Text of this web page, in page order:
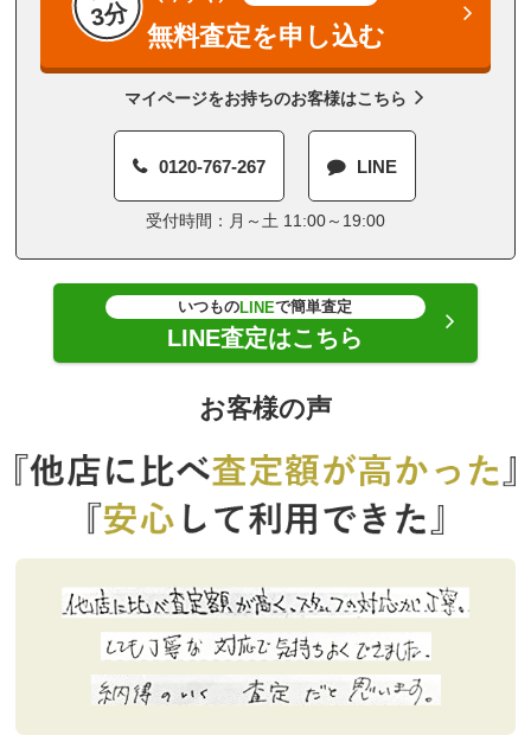
3分
無料査定を申し込む
マイページをお持ちのお客様はこちら
0120-767-267 LINE
受付時間：月～土 11:00～19:00
いつものLINEで簡単査定
LINE査定はこちら
お客様の声